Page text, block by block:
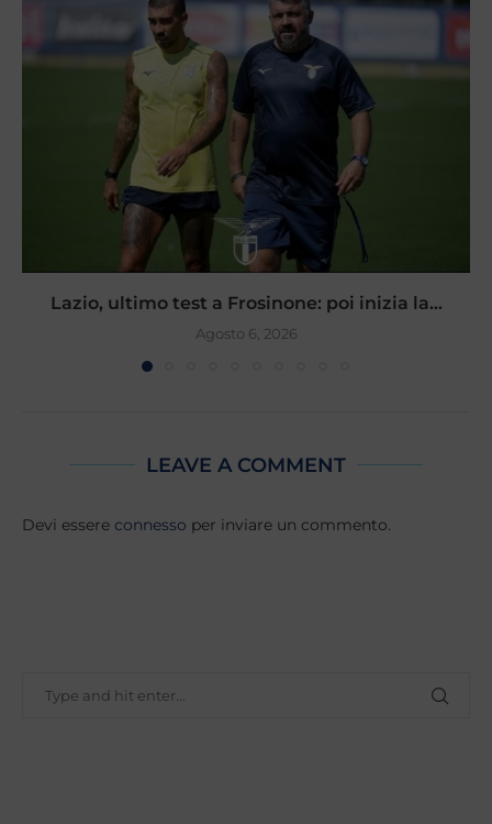
Lazio, ultimo test a Frosinone: poi inizia la...
Agosto 6, 2026
LEAVE A COMMENT
Devi essere connesso per inviare un commento.